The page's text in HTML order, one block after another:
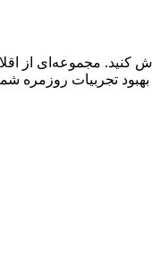
کنید. مجموعه‌ای از
تجربیات روزمره